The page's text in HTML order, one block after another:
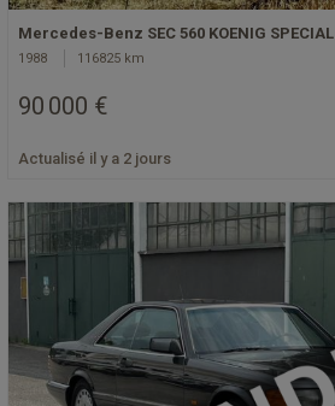
Mercedes-Benz SEC 560 KOENIG SPECIAL
1988 116825 km
90 000 €
Actualisé il y a 2 jours